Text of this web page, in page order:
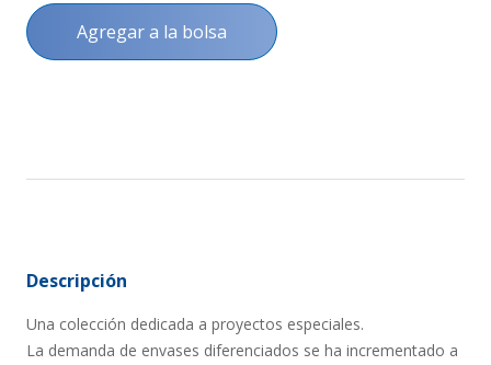
Agregar a la bolsa
Descripción
Una colección dedicada a proyectos especiales.
La demanda de envases diferenciados se ha incrementado a